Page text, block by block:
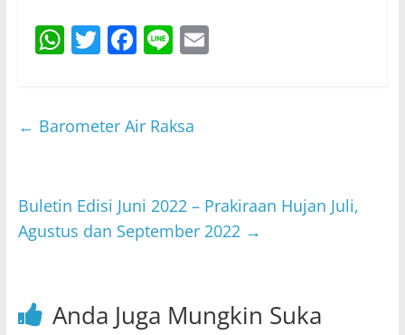
W
s
p
T
er
F
e
o
k
Li E
← Barometer Air Raksa
Buletin Edisi Juni 2022 – Prakiraan Hujan Juli,
Agustus dan September 2022 →
Anda Juga Mungkin Suka